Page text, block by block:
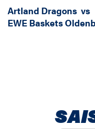
Artland Dragons vs
EWE Baskets